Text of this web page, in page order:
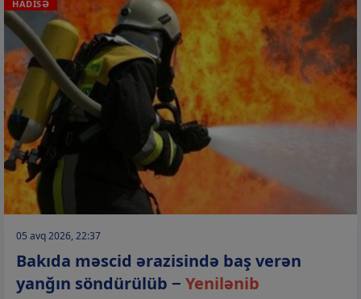
HADİSƏ
05 avq 2026, 22:37
Bakıda məscid ərazisində baş verən
yanğın söndürülüb − Yenilənib